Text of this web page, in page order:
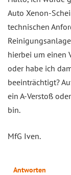
Auto Xenon-
technischen
hierbei um einen
oder habe ich
beeinträchtigt?
ein A-Verstoß
bin.
MfG Iven.
Antworten